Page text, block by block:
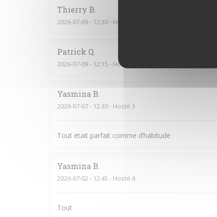
Thierry B
2026-07-09- 12:30 - Hosté 2
Patrick Q
2026-07-09- 12:15 - Hosté 16
Yasmina B
2026-07-07- 12:30 - Hosté 3
Tout était parfait comme d’habitude
Yasmina B
2026-07-02 - 12:45 - Hosté 4
Tout